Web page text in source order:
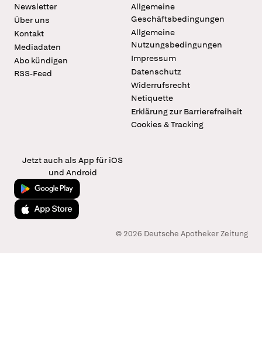
Newsletter
Über uns
Kontakt
Mediadaten
Abo kündigen
RSS-Feed
Allgemeine
Geschäftsbedingungen
Allgemeine
Nutzungsbedingungen
Impressum
Datenschutz
Widerrufsrecht
Netiquette
Erklärung zur Barrierefreiheit
Cookies & Tracking
Jetzt auch als App für iOS
und Android
Jetzt bei Google Play
Laden im App Store
© 2026 Deutsche Apotheker Zeitung